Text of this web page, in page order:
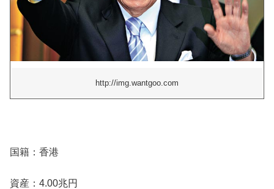
http://img.wantgoo.com
国籍：香港
資産：4.00兆円